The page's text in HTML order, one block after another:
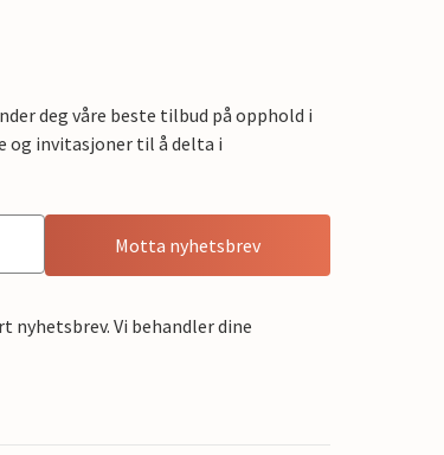
deg våre beste tilbud på opphold i
og invitasjoner til å delta i
Motta nyhetsbrev
nyhetsbrev. Vi behandler dine